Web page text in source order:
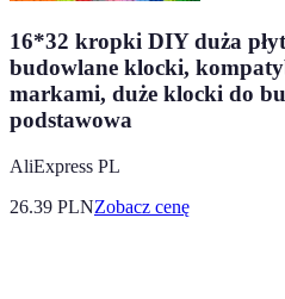
16*32 kropki DIY duża
budowlane klocki,
markami, duże klocki do
podstawowa
AliExpress PL
26.39 PLNZobacz cenę